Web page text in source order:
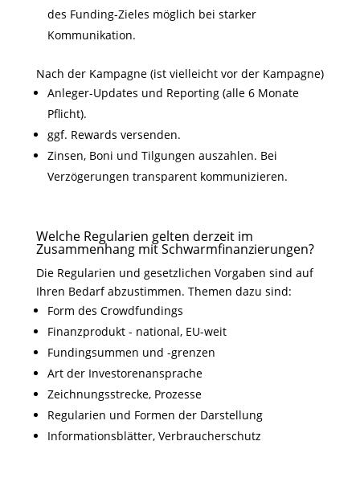
des Funding-Zieles möglich bei starker
Kommunikation.
Nach der Kampagne (ist vielleicht vor der Kampagne)
Anleger-Updates und Reporting(alle 6 Monate
Pflicht).
ggf. Rewards versenden.
Zinsen, Boni und Tilgungen auszahlen. Bei
Verzögerungen transparent kommunizieren.
Welche Regularien gelten derzeit im
Zusammenhang mit Schwarmfinanzierungen?
Die Regularien und gesetzlichen Vorgaben sind auf
Ihren Bedarf abzustimmen. Themen dazu sind:
Form des Crowdfundings
Finanzprodukt - national, EU-weit
Fundingsummen und -grenzen
Art der Investorenansprache
Zeichnungsstrecke, Prozesse
Regularien und Formen der Darstellung
Informationsblätter, Verbraucherschutz